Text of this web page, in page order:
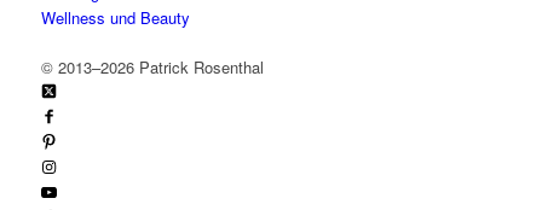
Wellness und Beauty
©2013–2026 Patrick Rosenthal